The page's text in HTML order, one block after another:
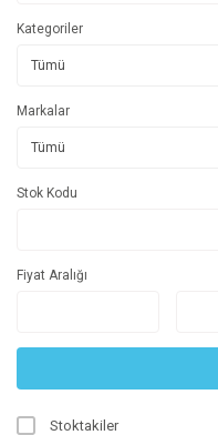
Kategoriler
Markalar
Stok Kodu
Fiyat Aralığı
Stoktakiler